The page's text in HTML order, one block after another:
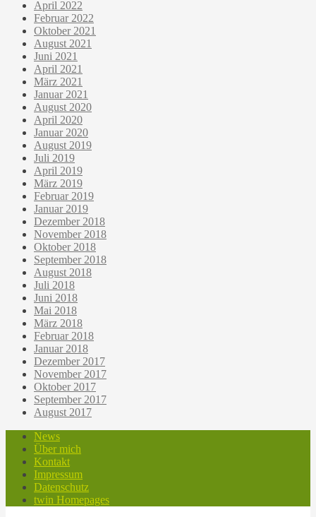
April 2022
Februar 2022
Oktober 2021
August 2021
Juni 2021
April 2021
März 2021
Januar 2021
August 2020
April 2020
Januar 2020
August 2019
Juli 2019
April 2019
März 2019
Februar 2019
Januar 2019
Dezember 2018
November 2018
Oktober 2018
September 2018
August 2018
Juli 2018
Juni 2018
Mai 2018
März 2018
Februar 2018
Januar 2018
Dezember 2017
November 2017
Oktober 2017
September 2017
August 2017
News
Über mich
Kontakt
Impressum
Datenschutz
twin Homepages